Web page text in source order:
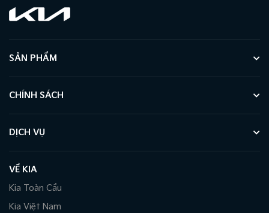
SẢN PHẨM
CHÍNH SÁCH
DỊCH VỤ
VỀ KIA
Kia Toàn Cầu
Kia Việt Nam